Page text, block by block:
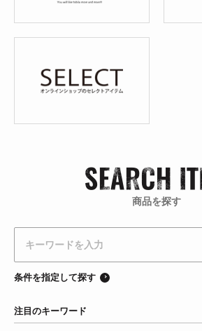
商品を探す
条件を指定して探す
注目のキーワード